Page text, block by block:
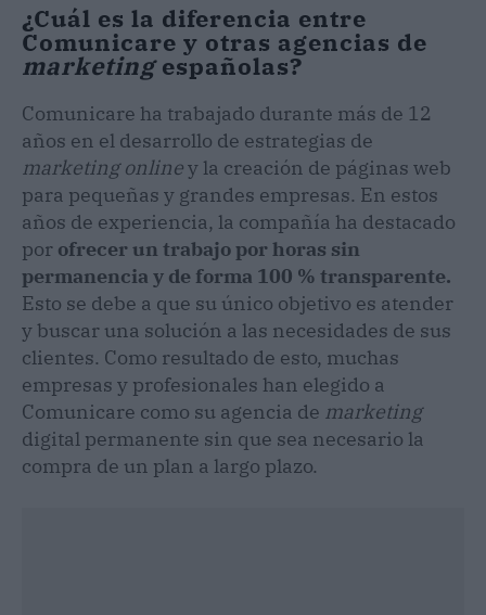
¿Cuál es la diferencia entre
Comunicare y otras agencias de
marketingespañolas?
Comunicare ha trabajado durante más de 12
años en el desarrollo de estrategias de
marketing onliney la creación de páginas web
para pequeñas y grandes empresas. En estos
años de experiencia, la compañía ha destacado
por ofrecer un trabajo por horas sin
permanencia y de forma 100 % transparente.
Esto se debe a que su único objetivo es atender
y buscar una solución a las necesidades de sus
clientes. Como resultado de esto, muchas
empresas y profesionales han elegido a
Comunicare como su agencia de marketing
digital permanente sin que sea necesario la
compra de un plan a largo plazo.